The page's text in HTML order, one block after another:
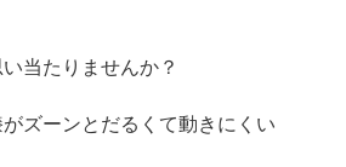
当たりませんか？
ズーンとだるくて動きにくい